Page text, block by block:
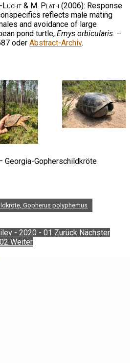
Lucht & M. Plath (2006): Response
reflects male mating
and avoidance of large
pond turtle, Emys orbicularis. –
oder Abstract-Archiv.
Georgia-Gopherschildkröte
Gopherus polyphemus
- 2020 - 01 Zurück Nächster
Weiter